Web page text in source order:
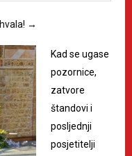
→
Kad se ugase
pozornice,
zatvore
štandovi i
posljednji
posjetitelji